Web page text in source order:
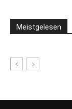
Meistgelesen